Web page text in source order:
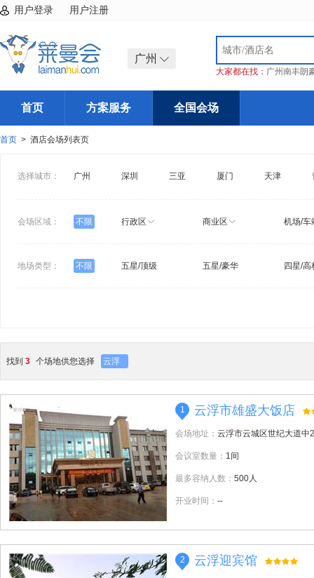
用户登录 用户注册
广州
大家都在找： 广州南丰朗
首页 方案服务 全国会场
首页 > 酒店会场列表页
选择城市： 广州 深圳 三亚 厦门 天津
会场区域： 不限 行政区 商业区 机场/车
地场类型： 不限 五星/顶级 五星/豪华 四星/高
找到 3 个场地供您选择 云浮
1 云浮市雄盛大饭店
会场地址： 云浮市云城区世纪大道中
会议室数量： 1间
最多容纳人数： 500人
开业时间： --
2 云浮迎宾馆